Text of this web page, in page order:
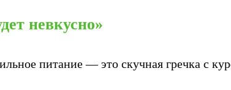
невкусно»
питание — это скучная гречка с